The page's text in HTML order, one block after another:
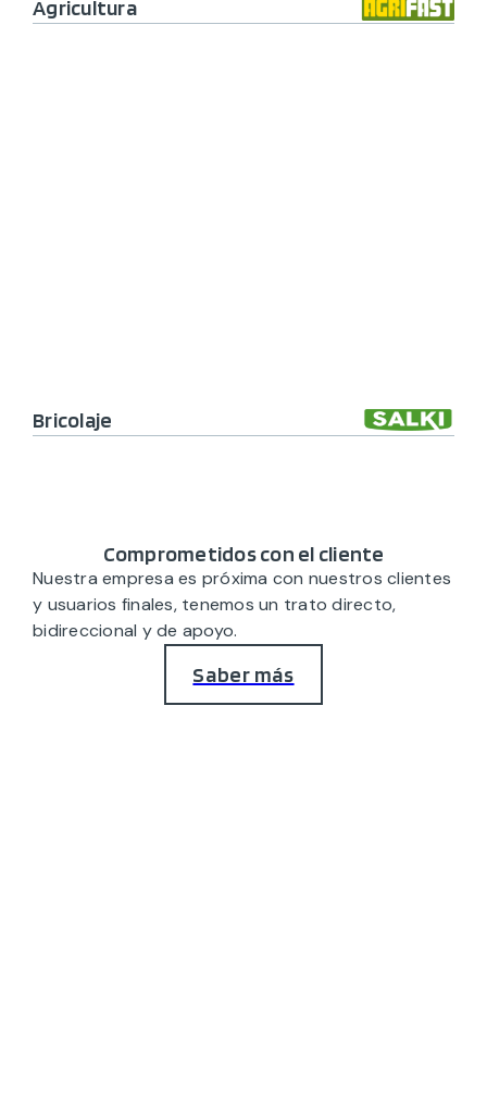
Agricultura
Bricolaje
Comprometidos con el cliente
Nuestra empresa es próxima con nuestros clientes
y usuarios finales, tenemos un trato directo,
bidireccional y de apoyo.
Saber más